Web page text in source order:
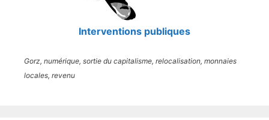
Interventions publiques
Gorz, numérique, sortie du capitalisme, relocalisation, monnaies
locales, revenu